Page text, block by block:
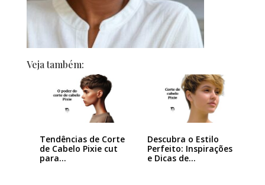
Veja também:
Tendências de Corte
de Cabelo Pixie cut
para…
Descubra o Estilo
Perfeito: Inspirações
e Dicas de…